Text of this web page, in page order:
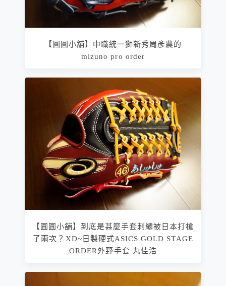
【圓圓小舖】中職統一獅新秀周彥農的
mizuno pro order
【圓圓小舖】到底是甚麼手套刺繡被日本打槍
了兩次？XD~日製硬式ASICS GOLD STAGE
ORDER外野手套 丸佳浩